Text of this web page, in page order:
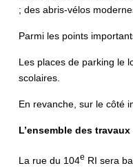
; des abris-vélos
Parmi les points
Les places de parking le
scolaires.
En revanche, sur le côté
L’ensemble des
La rue du 104e RI sera